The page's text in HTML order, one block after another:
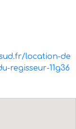
location-de
regisseur-11g36